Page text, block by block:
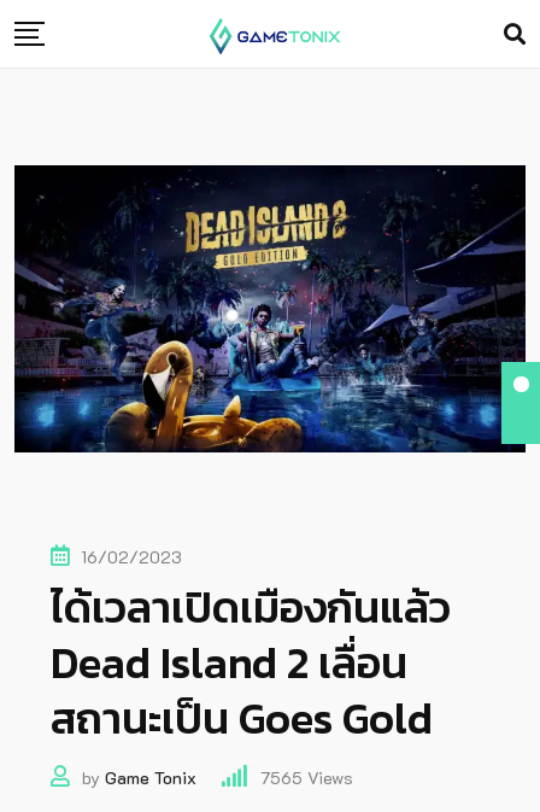
16/02/2023
ได้เวลาเปิดเมืองกันแล้ว
Dead Island 2 เลื่อน
สถานะเป็น Goes Gold
by Game Tonix 7565 Views